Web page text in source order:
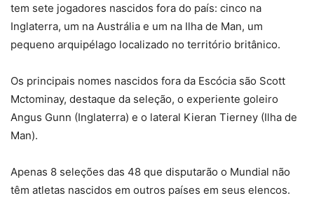
tem sete jogadores nascidos fora do país: cinco na
Inglaterra, um na Austrália e um na Ilha de Man, um
pequeno arquipélago localizado no território britânico.
Os principais nomes nascidos fora da Escócia são Scott
Mctominay, destaque da seleção, o experiente goleiro
Angus Gunn (Inglaterra) e o lateral Kieran Tierney (Ilha de
Man).
Apenas 8 seleções das 48 que disputarão o Mundial não
têm atletas nascidos em outros países em seus elencos.